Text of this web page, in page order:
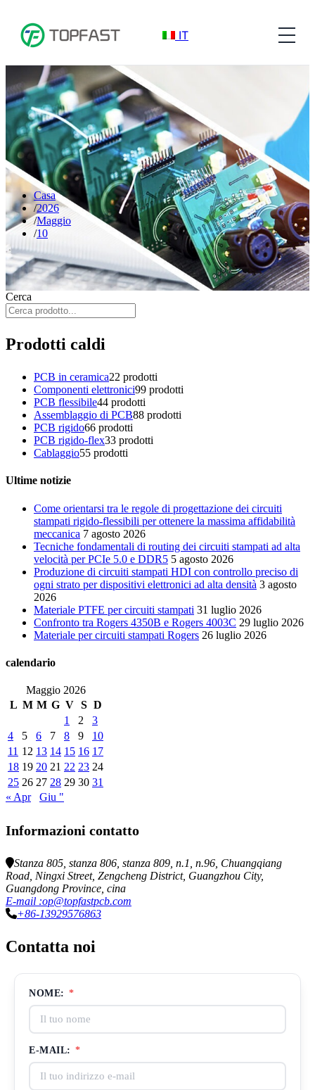
IT
Casa
2026
Maggio
10
Cerca
Prodotti caldi
PCB in ceramica22 prodotti
Componenti elettronici99 prodotti
PCB flessibile44 prodotti
Assemblaggio di PCB88 prodotti
PCB rigido66 prodotti
PCB rigido-flex33 prodotti
Cablaggio55 prodotti
Ultime notizie
Come orientarsi tra le regole di progettazione dei circuiti
stampati rigido-flessibili per ottenere la massima affidabilità
meccanica 7 agosto 2026
Tecniche fondamentali di routing dei circuiti stampati ad alta
velocità per PCIe 5.0 e DDR5 5 agosto 2026
Produzione di circuiti stampati HDI con controllo preciso di
ogni strato per dispositivi elettronici ad alta densità 3 agosto
2026
Materiale PTFE per circuiti stampati 31 luglio 2026
Confronto tra Rogers 4350B e Rogers 4003C 29 luglio 2026
Materiale per circuiti stampati Rogers 26 luglio 2026
calendario
Maggio 2026
L M M G V S D
1
2
3
4
5 6 7 8 9
10
11 12 13 14 15 16 17
18 19 20 21 22 23 24
25 26 27 28 29 30 31
« Apr
Giu "
Informazioni contatto
Stanza 805, stanza 806, stanza 809, n.1, n.96, Chuangqiang
Road, Ningxi Street, Zengcheng District, Guangzhou City,
Guangdong Province, cina
E-mail :op@topfastpcb.com
+86-13929576863
Contatta noi
NOME: *
E-MAIL: *